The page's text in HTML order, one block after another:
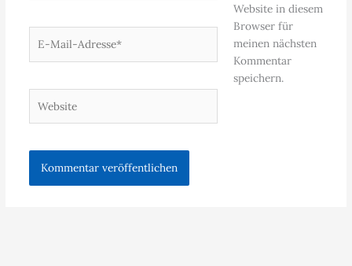
Mail-
Website in diesem
Browser für
meinen nächsten
Kommentar
speichern.